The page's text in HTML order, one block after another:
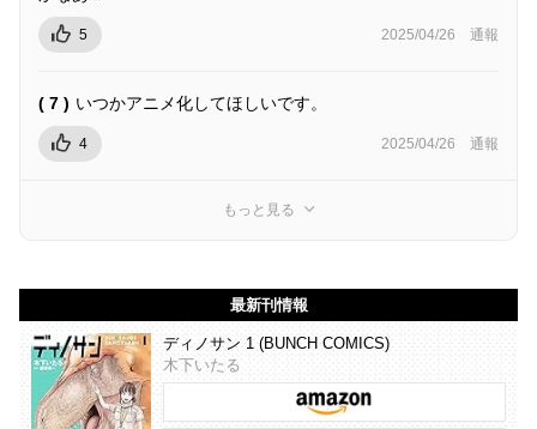
5 2025/04/26 通報
( 7 ) いつかアニメ化してほしいです。
4 2025/04/26 通報
もっと見る
最新刊情報
ディノサン 1 (BUNCH COMICS)
木下いたる